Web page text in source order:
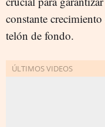
constante
telón de fondo.